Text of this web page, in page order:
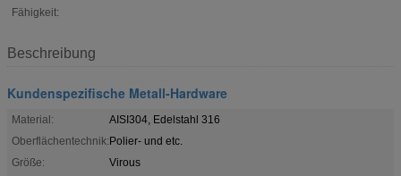
Fähigkeit:
Beschreibung
Kundenspezifische Metall-Hardware
Material:
AISI304, Edelstahl 316
Oberflächentechnik:Polier- und etc.
Größe:
Virous